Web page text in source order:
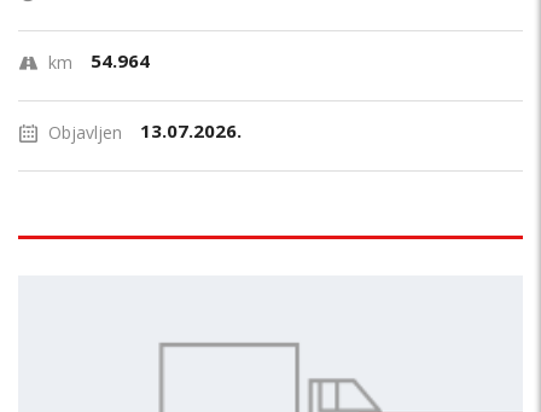
km 54.964
Objavljen 13.07.2026.